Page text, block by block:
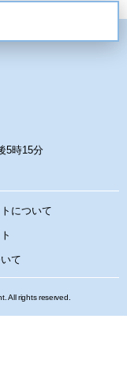
5時15分
について
て
All rights reserved.